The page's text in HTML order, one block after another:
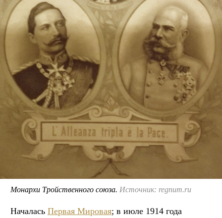
Монархи Тройственного союза. Источник: regnum.ru
Началась Первая Мировая; в июле 1914 года